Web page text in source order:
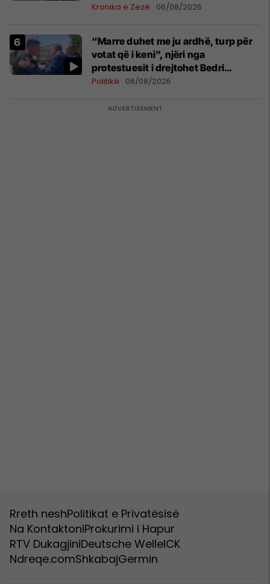
Ferizajt
Kronika e Zezë 06/08/2026
“Marre duhet me ju ardhë, turp për
votat që i keni”, njëri nga
protestuesit i drejtohet Bedri
Hamzës
Politikë 06/08/2026
Rreth neshPolitikat e Privatësisë
Na KontaktoniProkurimi i Hapur
RTV DukagjiniDeutsche WelleICK
Ndreqe.comShkabajGermin